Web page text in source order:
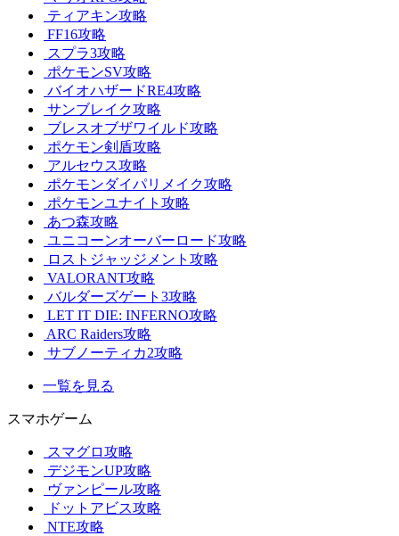
ティアキン攻略
FF16攻略
スプラ3攻略
ポケモンSV攻略
バイオハザードRE4攻略
サンブレイク攻略
ブレスオブザワイルド攻略
ポケモン剣盾攻略
アルセウス攻略
ポケモンダイパリメイク攻略
ポケモンユナイト攻略
あつ森攻略
ユニコーンオーバーロード攻略
ロストジャッジメント攻略
VALORANT攻略
バルダーズゲート3攻略
LET IT DIE: INFERNO攻略
ARC Raiders攻略
サブノーティカ2攻略
一覧を見る
スマホゲーム
スマグロ攻略
デジモンUP攻略
ヴァンピール攻略
ドットアビス攻略
NTE攻略